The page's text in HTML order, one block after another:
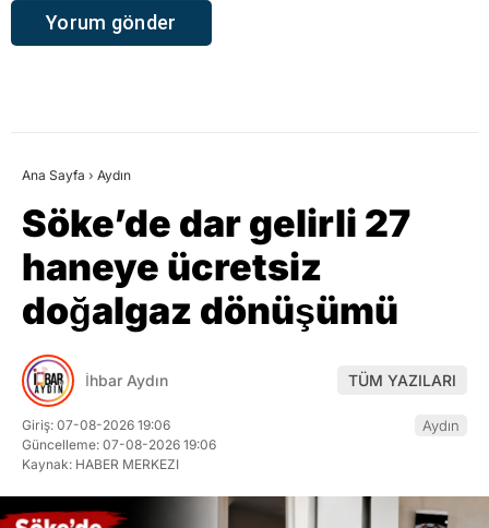
Ana Sayfa › Aydın
Söke’de dar gelirli 27
haneye ücretsiz
doğalgaz dönüşümü
İhbar Aydın TÜM YAZILARI
Giriş: 07-08-2026 19:06
Güncelleme: 07-08-2026 19:06
Kaynak: HABER MERKEZI
Aydın